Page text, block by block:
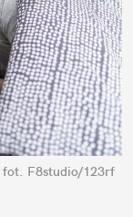
fot. F8studio/123rf